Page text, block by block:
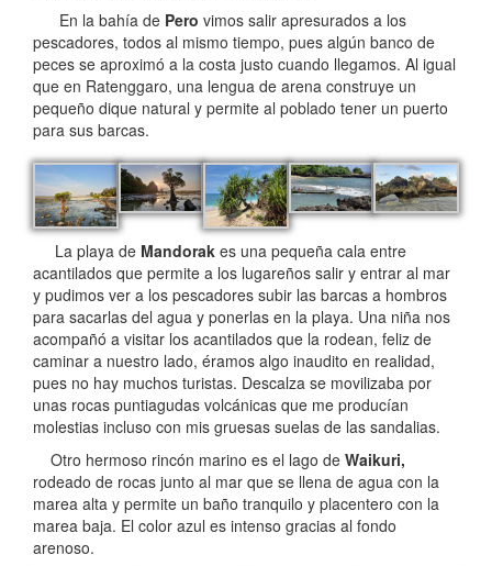
En la bahía de Pero vimos salir apresurados a los
pescadores, todos al mismo tiempo, pues algún banco de
peces se aproximó a la costa justo cuando llegamos. Al igual
que en Ratenggaro, una lengua de arena construye un
pequeño dique natural y permite al poblado tener un puerto
para sus barcas.
La playa de Mandorak es una pequeña cala entre
acantilados que permite a los lugareños salir y entrar al mar
y pudimos ver a los pescadores subir las barcas a hombros
para sacarlas del agua y ponerlas en la playa. Una niña nos
acompañó a visitar los acantilados que la rodean, feliz de
caminar a nuestro lado, éramos algo inaudito en realidad,
pues no hay muchos turistas. Descalza se movilizaba por
unas rocas puntiagudas volcánicas que me producían
molestias incluso con mis gruesas suelas de las sandalias.
Otro hermoso rincón marino es el lago de Waikuri,
rodeado de rocas junto al mar que se llena de agua con la
marea alta y permite un baño tranquilo y placentero con la
marea baja. El color azul es intenso gracias al fondo
arenoso.